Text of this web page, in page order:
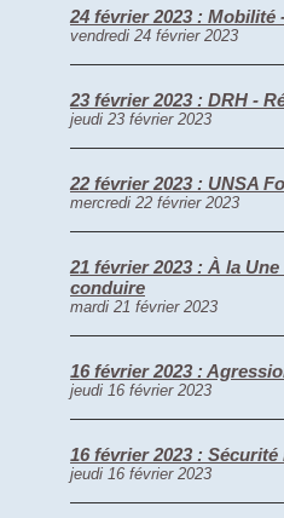
24 février 2023 :
vendredi 24 février 2023
23 février 2023 : DRH -
jeudi 23 février 2023
22 février 2023 : UNSA
mercredi 22 février 2023
21 février 2023 : À la
conduire
mardi 21 février 2023
16 février 2023 :
jeudi 16 février 2023
16 février 2023 :
jeudi 16 février 2023